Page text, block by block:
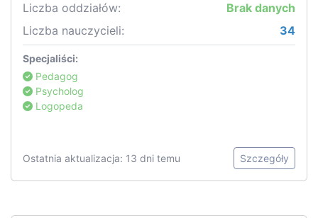
Liczba oddziałów:
Brak danych
Liczba nauczycieli:
34
Specjaliści:
Pedagog
Psycholog
Logopeda
Ostatnia aktualizacja: 13 dni temu Szczegóły